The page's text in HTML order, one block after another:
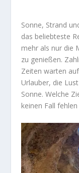
Sonne, Strand
das beliebteste
mehr als nur die
zu genießen.
Zeiten warten
Urlauber, die
Sonne. Welche
keinen Fall